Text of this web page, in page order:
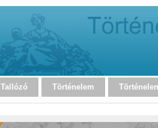
Tallózó Történelem